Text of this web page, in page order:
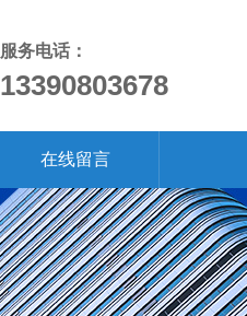
服务电话：
13390803678
在线留言